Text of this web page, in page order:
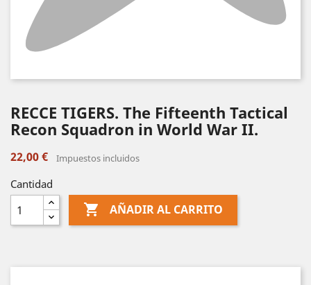
RECCE TIGERS. The Fifteenth Tactical
Recon Squadron in World War II.
22,00 € Impuestos incluidos
Cantidad
 AÑADIR AL CARRITO